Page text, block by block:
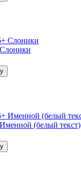
(белый текст)